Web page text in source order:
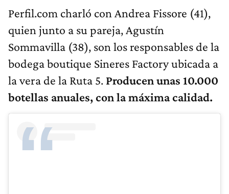
Perfil.com charló con Andrea Fissore (41),
quien junto a su pareja, Agustín
Sommavilla (38), son los responsables de la
bodega boutique Sineres Factory ubicada a
la vera de la Ruta 5. Producen unas 10.000
botellas anuales, con la máxima calidad.